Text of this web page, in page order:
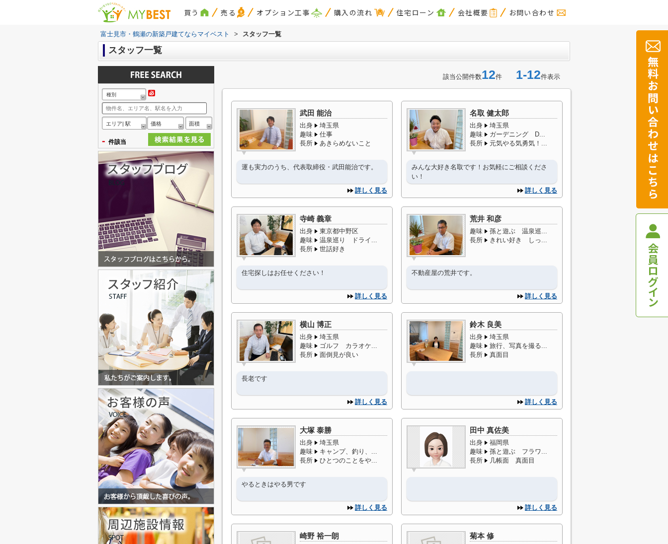
買う 売る オプション工事 購入の流れ 住宅ローン 会社概要 お問い合わせ
富士見市・鶴瀬の新築戸建てならマイベスト > スタッフ一覧
スタッフ一覧
該当公開件数12件 1-12件表示
武田 能治
出身
埼玉県
趣味
仕事
長所
あきらめないこと
運も実力のうち、代表取締役・武田能治です。
詳しく見る
名取 健太郎
出身
埼玉県
趣味
ガーデニング D...
長所
元気やる気勇気！...
みんな大好き名取です！お気軽にご相談くださ
い！
詳しく見る
寺崎 義章
出身
東京都中野区
趣味
温泉巡り ドライ...
長所
世話好き
住宅探しはお任せください！
詳しく見る
荒井 和彦
趣味
孫と遊ぶ 温泉巡...
長所
きれい好き しっ...
不動産屋の荒井です。
詳しく見る
横山 博正
出身
埼玉県
趣味
ゴルフ カラオケ...
長所
面倒見が良い
長老です
詳しく見る
鈴木 良美
出身
埼玉県
趣味
旅行、写真を撮る...
長所
真面目
詳しく見る
大塚 泰勝
出身
埼玉県
趣味
キャンプ、釣り、...
長所
ひとつのことをや...
やるときはやる男です
詳しく見る
田中 真佐美
出身
福岡県
趣味
孫と遊ぶ フラワ...
長所
几帳面 真面目
詳しく見る
崎野 裕一朗 菊本 修
種別
エリア| 駅 価格 面積
- 件該当